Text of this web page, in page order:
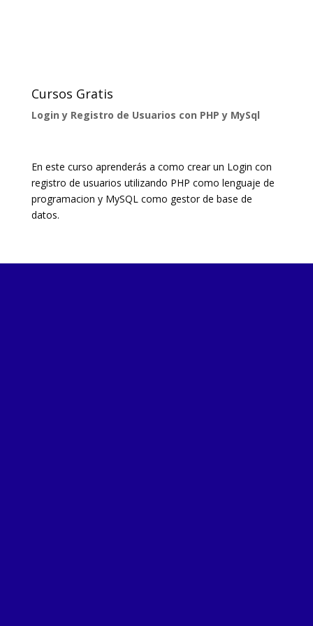
Cursos Gratis
Login y Registro de Usuarios con PHP y MySql
En este curso aprenderás a como crear un Login con
registro de usuarios utilizando PHP como lenguaje de
programacion y MySQL como gestor de base de
datos.